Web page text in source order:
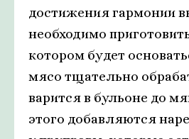
достижения гармонии
необходимо
котором будет
мясо тщательно
варится в бульоне до
этого добавляются